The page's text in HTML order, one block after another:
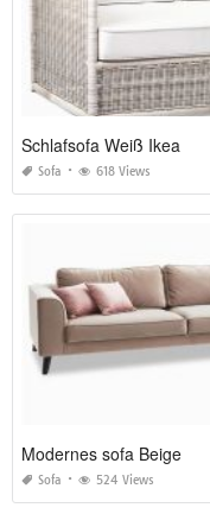
Schlafsofa Weiß Ikea
Sofa 618 Views
Modernes sofa Beige
Sofa 524 Views